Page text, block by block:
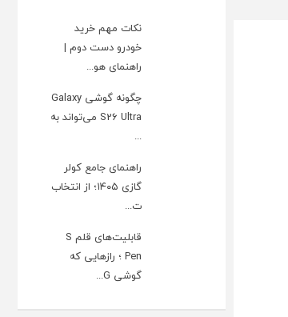
نکات مهم خرید
خودرو دست دوم |
راهنمای هو...
چگونه گوشی Galaxy
S26 Ultra می‌تواند به
...
راهنمای جامع کولر
گازی ۱۴۰۵؛ از انتخاب
ت...
قابلیت‌های قلم S
Pen ؛ رازهایی که
گوشی G...